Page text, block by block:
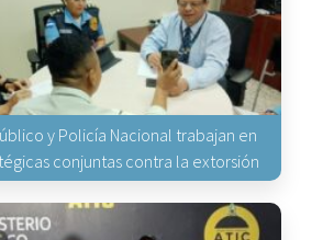
y Policía Nacional trabajan en
conjuntas contra la extorsión